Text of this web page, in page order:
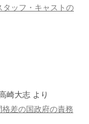
タッフ・キャストの
崎大志 より
格差の国政府の責務